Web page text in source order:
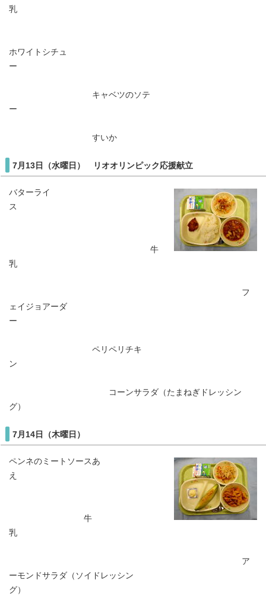
乳
ホワイトシチュ
ー
キャベツのソテ
ー
すいか
7月13日（水曜日） リオオリンピック応援献立
バターライ
ス
牛
乳
フ
ェイジョアーダ
ー
ペリペリチキ
ン
コーンサラダ（たまねぎドレッシン
グ）
7月14日（木曜日）
ペンネのミートソースあ
え
牛
乳
ア
ーモンドサラダ（ソイドレッシン
グ）